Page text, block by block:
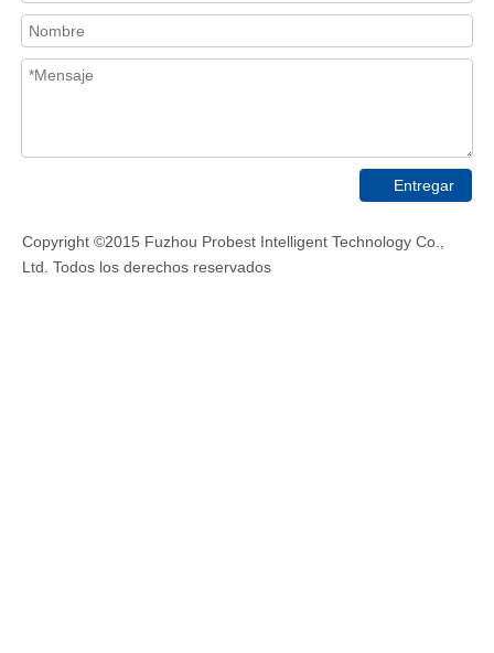
Entregar
Copyright ©2015 Fuzhou Probest Intelligent Technology Co.,
Ltd. Todos los derechos reservados